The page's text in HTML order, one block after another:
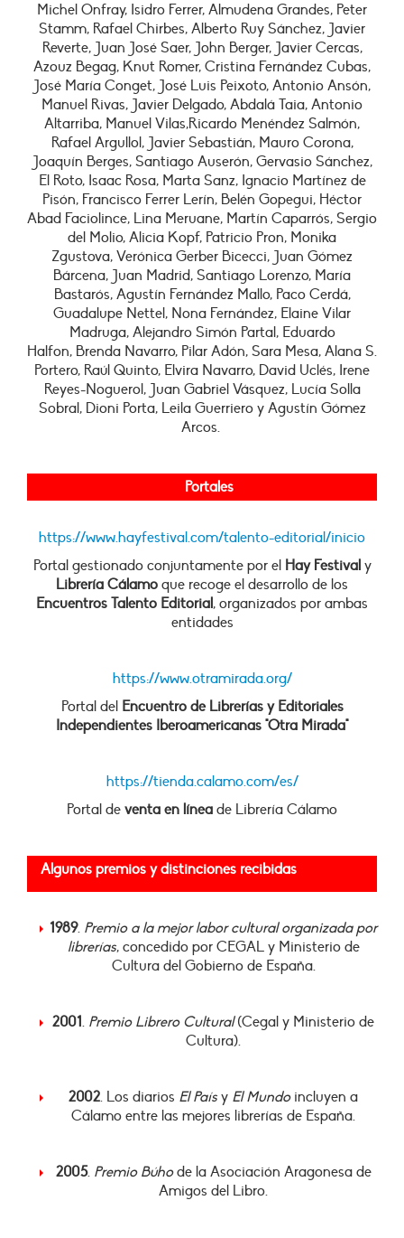
Michel Onfray, Isidro Ferrer, Almudena Grandes, Peter
Stamm, Rafael Chirbes, Alberto Ruy Sánchez, Javier
Reverte, Juan José Saer, John Berger, Javier Cercas,
Azouz Begag, Knut Romer, Cristina Fernández Cubas,
José María Conget, José Luis Peixoto, Antonio Ansón,
Manuel Rivas, Javier Delgado, Abdalá Taia, Antonio
Altarriba, Manuel Vilas,Ricardo Menéndez Salmón,
Rafael Argullol, Javier Sebastián, Mauro Corona,
Joaquín Berges, Santiago Auserón, Gervasio Sánchez,
El Roto, Isaac Rosa, Marta Sanz, Ignacio Martínez de
Pisón, Francisco Ferrer Lerín, Belén Gopegui, Héctor
Abad Faciolince, Lina Meruane, Martín Caparrós, Sergio
del Molio, Alicia Kopf, Patricio Pron, Monika
Zgustova, Verónica Gerber Bicecci, Juan Gómez
Bárcena, Juan Madrid, Santiago Lorenzo, María
Bastarós, Agustín Fernández Mallo, Paco Cerdá,
Guadalupe Nettel, Nona Fernández, Elaine Vilar
Madruga, Alejandro Simón Partal, Eduardo
Halfon, Brenda Navarro, Pilar Adón, Sara Mesa, Alana S.
Portero, Raúl Quinto, Elvira Navarro, David Uclés, Irene
Reyes-Noguerol, Juan Gabriel Vásquez, Lucía Solla
Sobral, Dioni Porta, Leila Guerriero y Agustín Gómez
Arcos.
Portales
https://www.hayfestival.com/talento-editorial/inicio
Portal gestionado conjuntamente por el Hay Festivaly
Librería Cálamo que recoge el desarrollo de los
Encuentros Talento Editorial, organizados por ambas
entidades
https://www.otramirada.org/
Portal del Encuentro de Librerías y Editoriales
Independientes Iberoamericanas "Otra Mirada"
https://tienda.calamo.com/es/
Portal de venta en línea de Librería Cálamo
Algunos premios y distinciones recibidas
1989. Premio a la mejor labor cultural organizada por
librerías, concedido por CEGAL y Ministerio de
Cultura del Gobierno de España.
2001. Premio Librero Cultural(Cegal y Ministerio de
Cultura).
2002. Los diarios El País y El Mundoincluyen a
Cálamo entre las mejores librerías de España.
2005. Premio Búhode la Asociación Aragonesa de
Amigos del Libro.